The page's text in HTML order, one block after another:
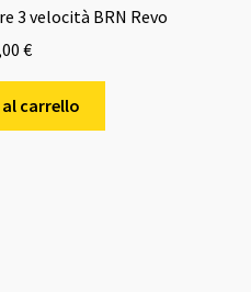
3 velocità BRN Revo
€
carrello